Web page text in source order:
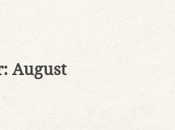
August